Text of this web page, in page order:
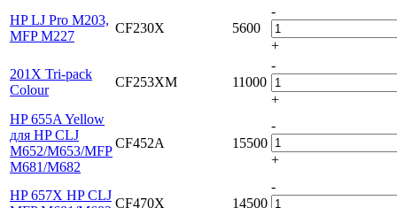
HP LJ Pro M203,
MFP M227
CF230X 5600
-
+
201X Tri-pack
Colour
CF253XM 11000
-
+
HP 655A Yellow
для HP CLJ
M652/M653/MFP
M681/M682
CF452A 15500
-
+
HP 657X HP CLJ
CF470X 14500
-